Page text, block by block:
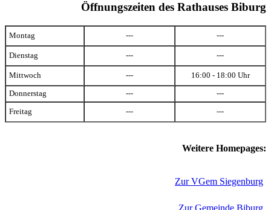
Öffnungszeiten des Rathauses Biburg
Montag --- ---
Dienstag --- ---
Mittwoch --- 16:00 - 18:00 Uhr
Donnerstag --- ---
Freitag --- ---
Weitere Homepages:
Zur VGem Siegenburg
Zur Gemeinde Biburg